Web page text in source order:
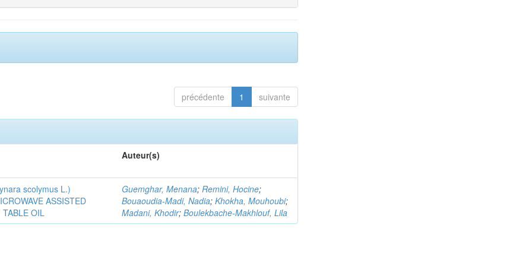
précédente 1 suivante
Auteur(s)
scolymus L.)
ASSISTED
OIL
Guemghar, Menana;Remini, Hocine;
Bouaoudia-Madi, Nadia;Khokha, Mouhoubi;
Madani, Khodir;Boulekbache-Makhlouf, Lila